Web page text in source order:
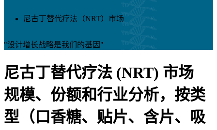
尼古丁替代疗法（NRT）市场
"设计增长战略是我们的基因"
尼古丁替代疗法 (NRT) 市场
规模、份额和行业分析，按类
型（口香糖、贴片、含片、吸